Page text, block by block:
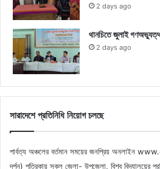
2 days ago
থানচিতে জুলাই
2 days ago
সারাদেশে প্রতিনিধি নিয়োগ চলছে
পার্বত্য অঞ্চলের বর্তমান সময়ের জনপ্রিয় অনলাইন
দর্পন) পত্রিকায় সকল জেলা- উপজেলা, বিশ্ব বিদ্যালয়ের